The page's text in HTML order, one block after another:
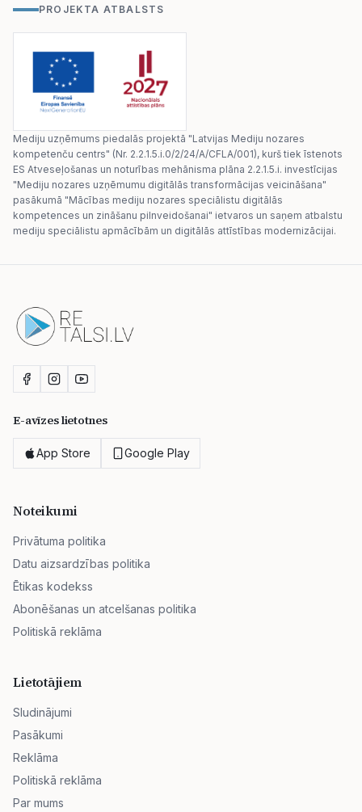
PROJEKTA ATBALSTS
Mediju uzņēmums piedalās projektā "Latvijas Mediju nozares
kompetenču centrs" (Nr. 2.2.1.5.i.0/2/24/A/CFLA/001), kurš tiek īstenots
ES Atveseļošanas un noturības mehānisma plāna 2.2.1.5.i. investīcijas
"Mediju nozares uzņēmumu digitālās transformācijas veicināšana"
pasākumā "Mācības mediju nozares speciālistu digitālās
kompetences un zināšanu pilnveidošanai" ietvaros un saņem atbalstu
mediju speciālistu apmācībām un digitālās attīstības modernizācijai.
E-avīzes lietotnes
App Store Google Play
Noteikumi
Privātuma politika
Datu aizsardzības politika
Ētikas kodekss
Abonēšanas un atcelšanas politika
Politiskā reklāma
Lietotājiem
Sludinājumi
Pasākumi
Reklāma
Politiskā reklāma
Par mums